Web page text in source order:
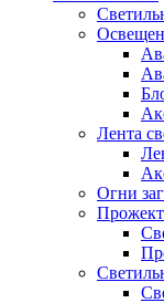
Лента
Огни